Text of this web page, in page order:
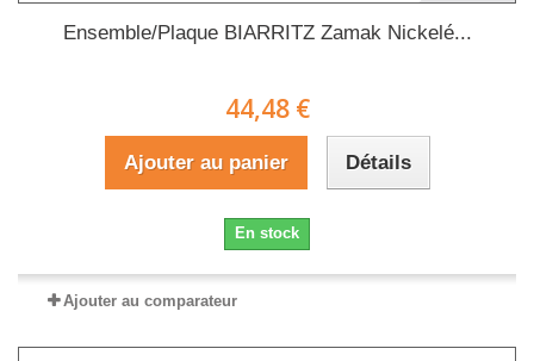
Ensemble/Plaque BIARRITZ Zamak Nickelé...
44,48 €
Ajouter au panier Détails
En stock
Ajouter au comparateur